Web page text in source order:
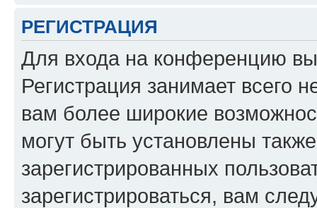
РЕГИСТРАЦИЯ
Для входа на конференцию
Регистрация занимает всего
вам более широкие
могут быть установлены
зарегистрированных
зарегистрироваться, вам